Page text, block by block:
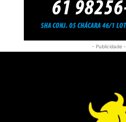
- Publicidade -